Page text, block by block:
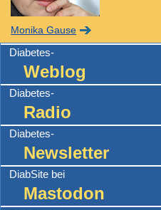
Monika Gause
Diabetes-
Weblog
Diabetes-
Radio
Diabetes-
Newsletter
DiabSite bei
Mastodon